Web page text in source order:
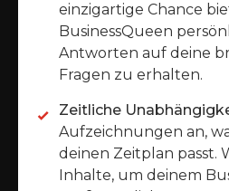
einzigartige Chance
BusinessQueen
Antworten auf deine
Fragen zu erhalten.
Zeitliche
Aufzeichnungen an,
deinen Zeitplan passt.
Inhalte, um deinem